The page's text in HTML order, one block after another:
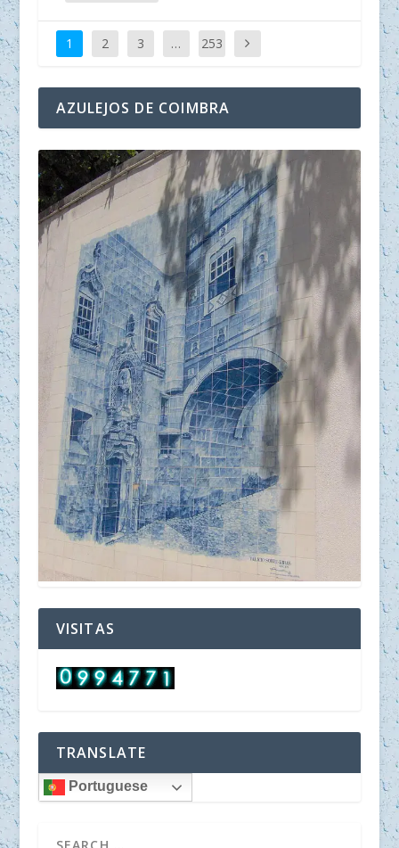
1 2 3 … 253
AZULEJOS DE COIMBRA
VISITAS
TRANSLATE
Portuguese